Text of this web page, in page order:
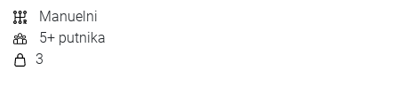
ENGLISHManuelni
5+ putnika
3